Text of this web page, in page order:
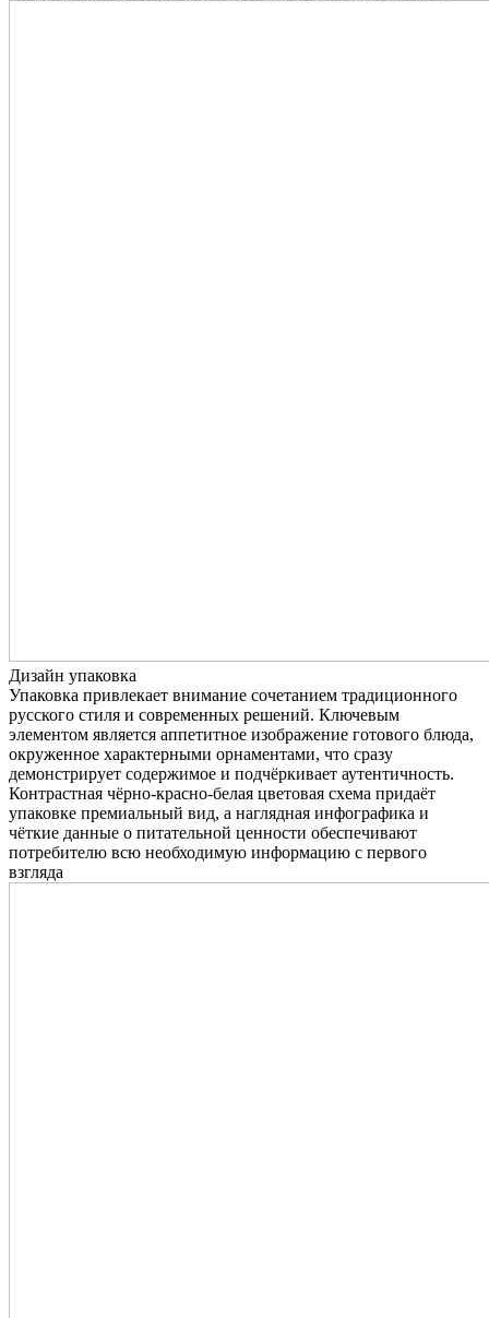
Дизайн упаковка
Упаковка привлекает внимание сочетанием традиционного
русского стиля и современных решений. Ключевым
элементом является аппетитное изображение готового блюда,
окруженное характерными орнаментами, что сразу
демонстрирует содержимое и подчёркивает аутентичность.
Контрастная чёрно-красно-белая цветовая схема придаёт
упаковке премиальный вид, а наглядная инфографика и
чёткие данные о питательной ценности обеспечивают
потребителю всю необходимую информацию с первого
взгляда